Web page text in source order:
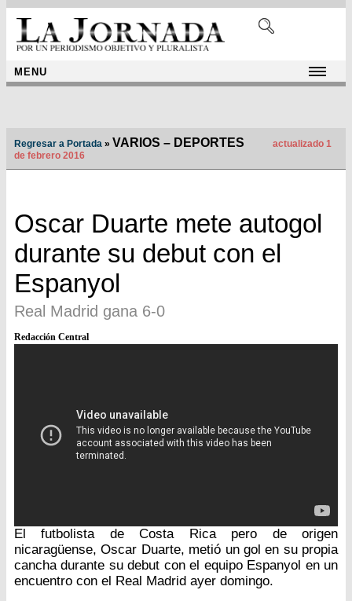
MENU
Regresar a Portada » VARIOS – DEPORTES
actualizado 1
de febrero 2016
Oscar Duarte mete autogol
durante su debut con el
Espanyol
Real Madrid gana 6-0
Redacción Central
El futbolista de Costa Rica pero de origen
nicaragüense, Oscar Duarte, metió un gol en su propia
cancha durante su debut con el equipo Espanyol en un
encuentro con el Real Madrid ayer domingo.